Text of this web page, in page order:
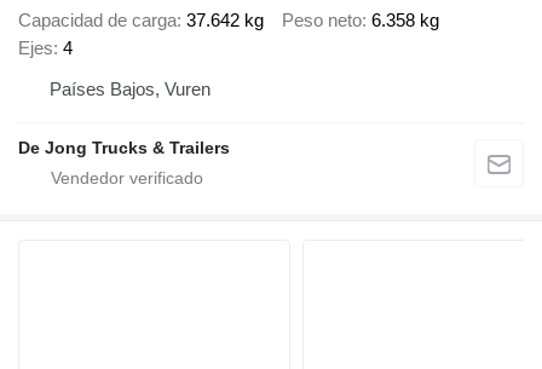
Capacidad de carga 37.642 kg Peso neto 6.358 kg
Ejes 4
Países Bajos, Vuren
De Jong Trucks & Trailers